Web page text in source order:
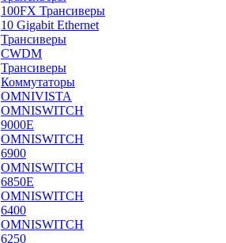
100FX Трансиверы
10 Gigabit Ethernet
Трансиверы
CWDM
Трансиверы
Коммутаторы
OMNIVISTA
OMNISWITCH
9000E
OMNISWITCH
6900
OMNISWITCH
6850E
OMNISWITCH
6400
OMNISWITCH
6250